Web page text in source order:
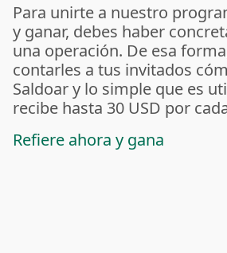
Para unirte a nuestro
y ganar, debes haber
una operación. De esa
contarles a tus invitados
Saldoar y lo simple que es
recibe hasta 30 USD por
Refiere ahora y gana